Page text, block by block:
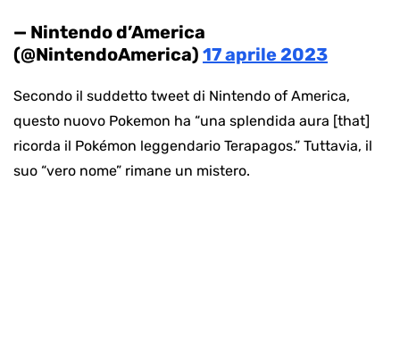
— Nintendo d’America
(@NintendoAmerica) 17 aprile 2023
Secondo il suddetto tweet di Nintendo of America,
questo nuovo Pokemon ha “una splendida aura [that]
ricorda il Pokémon leggendario Terapagos.” Tuttavia, il
suo “vero nome” rimane un mistero.